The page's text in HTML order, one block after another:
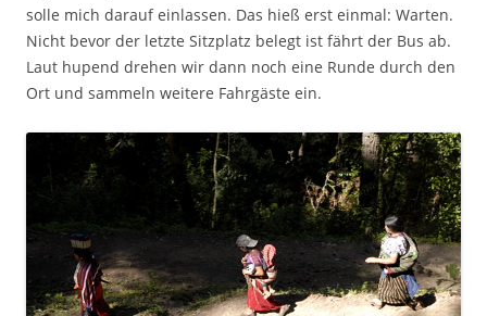
solle mich darauf einlassen. Das hieß erst einmal: Warten.
Nicht bevor der letzte Sitzplatz belegt ist fährt der Bus ab.
Laut hupend drehen wir dann noch eine Runde durch den
Ort und sammeln weitere Fahrgäste ein.